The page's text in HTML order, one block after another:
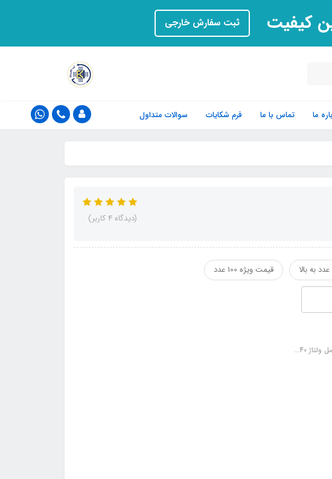
کیفیت ثبت سفارش خارجی
ما تماس با ما فرم‌ شکایات سوالات متداول
(دیدگاه 4 کاربر)
قیمت ویژه 100 عدد